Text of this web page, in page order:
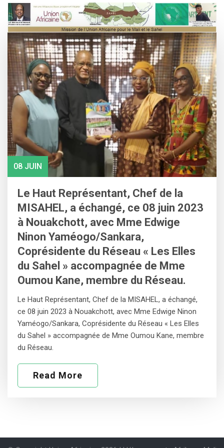
Skip
content
08 JUIN
Le Haut Représentant, Chef de la
MISAHEL, a échangé, ce 08 juin 2023
à Nouakchott, avec Mme Edwige
Ninon Yaméogo/Sankara,
Coprésidente du Réseau « Les Elles
du Sahel » accompagnée de Mme
Oumou Kane, membre du Réseau.
Le Haut Représentant, Chef de la MISAHEL, a échangé,
ce 08 juin 2023 à Nouakchott, avec Mme Edwige Ninon
Yaméogo/Sankara, Coprésidente du Réseau « Les Elles
du Sahel » accompagnée de Mme Oumou Kane, membre
du Réseau.
Read More